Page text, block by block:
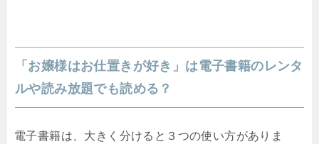
「お嬢様はお仕置きが好き」は電子書籍のレンタ
ルや読み放題でも読める？
電子書籍は、大きく分けると３つの使い方がありま